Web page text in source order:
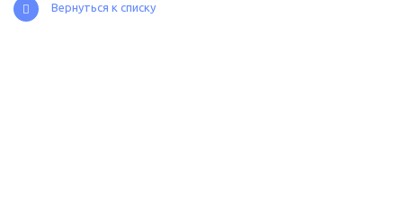
Вернуться к списку